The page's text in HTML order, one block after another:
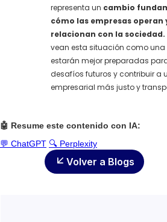
representa un cambio
cómo las empresas operan
relacionan con la sociedad.
vean esta situación como
estarán mejor preparadas
desafíos futuros y contribuir a
empresarial más justo y
🤖 Resume este contenido con IA:
💬 ChatGPT 🔍 Perplexity
Volver a Blogs